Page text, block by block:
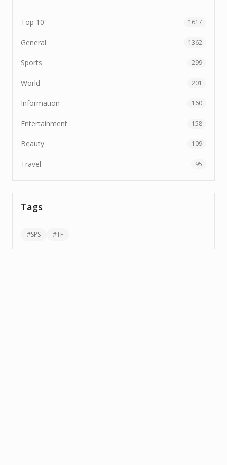
Top 10 1617
General 1362
Sports 299
World 201
Information 160
Entertainment 158
Beauty 109
Travel 95
Tags
#SPS #TF